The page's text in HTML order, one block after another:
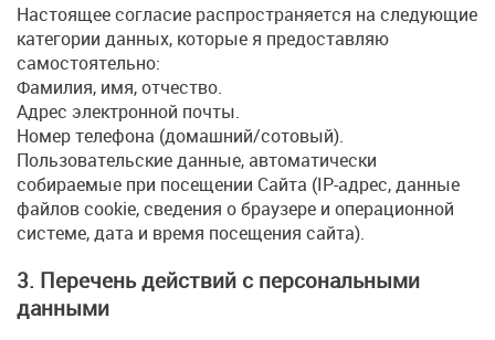
Настоящее согласие распространяется на следующие
категории данных, которые я предоставляю
самостоятельно:
Фамилия, имя, отчество.
Адрес электронной почты.
Номер телефона (домашний/сотовый).
Пользовательские данные, автоматически
собираемые при посещении Сайта (IP-адрес, данные
файлов cookie, сведения о браузере и операционной
системе, дата и время посещения сайта).
3. Перечень действий с персональными
данными